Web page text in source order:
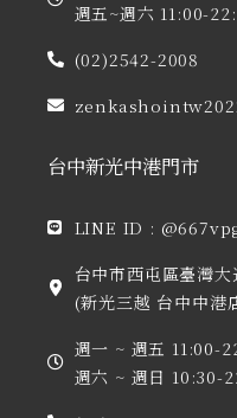
週五~週六 11:00-
(02)2542-2008
台中新光中港門市
LINE ID :
台中市西屯區臺灣
(新光三越 台中中港
週一 ~ 週五 11:00-
週六 ~ 週日 10:30-